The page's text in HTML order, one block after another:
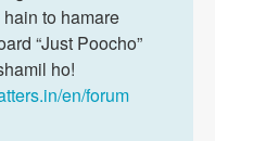
to hamare
“Just Poocho”
ho!
en/forum